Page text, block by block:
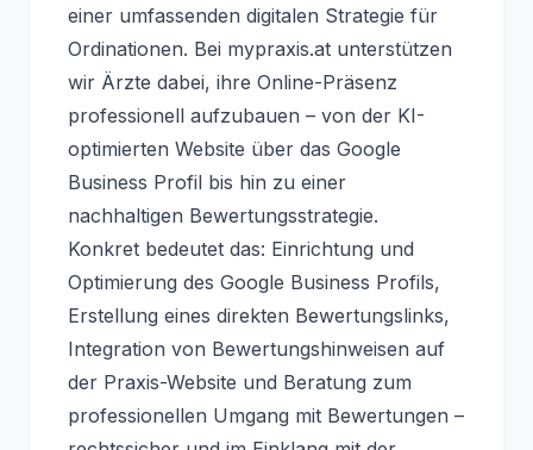
einer umfassenden digitalen Strategie für
Ordinationen. Bei mypraxis.at unterstützen
wir Ärzte dabei, ihre Online-Präsenz
professionell aufzubauen – von der KI-
optimierten Website über das Google
Business Profil bis hin zu einer
nachhaltigen Bewertungsstrategie.
Konkret bedeutet das: Einrichtung und
Optimierung des Google Business Profils,
Erstellung eines direkten Bewertungslinks,
Integration von Bewertungshinweisen auf
der Praxis-Website und Beratung zum
professionellen Umgang mit Bewertungen –